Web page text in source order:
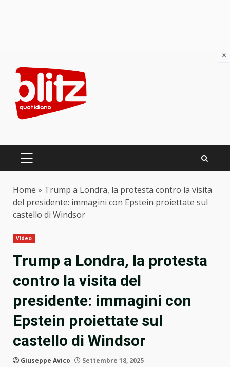
content
PRIMARY
Home » Trump a Londra, la protesta contro la visita
del presidente: immagini con Epstein proiettate sul
castello di Windsor
Video
Trump a Londra, la protesta
contro la visita del
presidente: immagini con
Epstein proiettate sul
castello di Windsor
Giuseppe Avico Settembre 18, 2025
×